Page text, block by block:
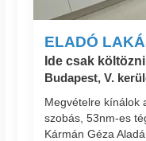
ELADÓ
Ide csak költözni
Budapest, V.
Megvételre kínálok
szobás, 53nm-es
Kármán Géza